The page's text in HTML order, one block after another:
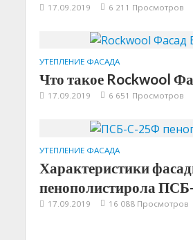
17.09.2019 6 211 Просмотров
УТЕПЛЕНИЕ ФАСАДА
Что такое Rockwool
17.09.2019 6 651 Просмотров
УТЕПЛЕНИЕ ФАСАДА
Характеристики
пенополистирола
17.09.2019 16 088 Просмотров